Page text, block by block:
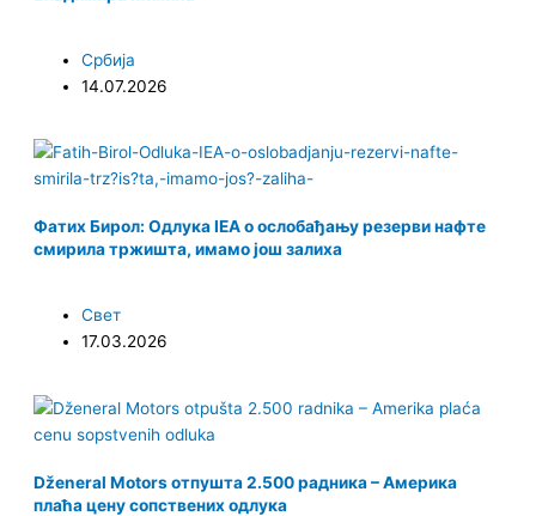
m
Србија
14.07.2026
Фатих Бирол: Одлука IEA о ослобађању резерви нафте
смирила тржишта, имамо још залиха
Свет
17.03.2026
Dženeral Motors отпушта 2.500 радника – Америка
плаћа цену сопствених одлука